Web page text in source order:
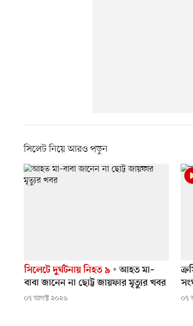
সিলেট নিয়ে আরও পড়ুন
সিলেটে দুর্ঘটনায় নিহত ৯
আহত মা–
বাবা জানেন না ছোট্ট জায়ফার মৃত্যুর খবর
০৭ আগস্ট ২০২৬ ০৭